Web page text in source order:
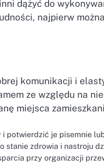
dążyć do
najpierw
komunikacji i
ze względu na
miejsca
potwierdzić je pisemnie
stanie zdrowia i nastroju
przy organizacji